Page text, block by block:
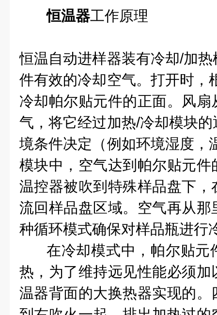
恒温器工作原理
恒温自动进样器装有冷却/加
件有效的冷却空气。打开时，
冷却帕尔贴元件的正面。风
气，将它经过加热/冷却模块
境条件决定（例如环境湿度，
模块中，空气达到帕尔贴元
温控器被吹到特殊样品盘下
流回样品盘区域。空气再从
种循环模式确保对样品瓶进行
在冷却模式中，帕尔贴元
热，为了维持远见性能必须
温器背面的大换热器实现的